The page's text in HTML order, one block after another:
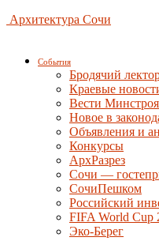
Архитектура Сочи
События
Бродячий
Краевые
Вести
Новое в
Объявления и
Конкурсы
АрхРазрез
Сочи —
СочиПешком
Российский
FIFA World Cup
Эко-Берег